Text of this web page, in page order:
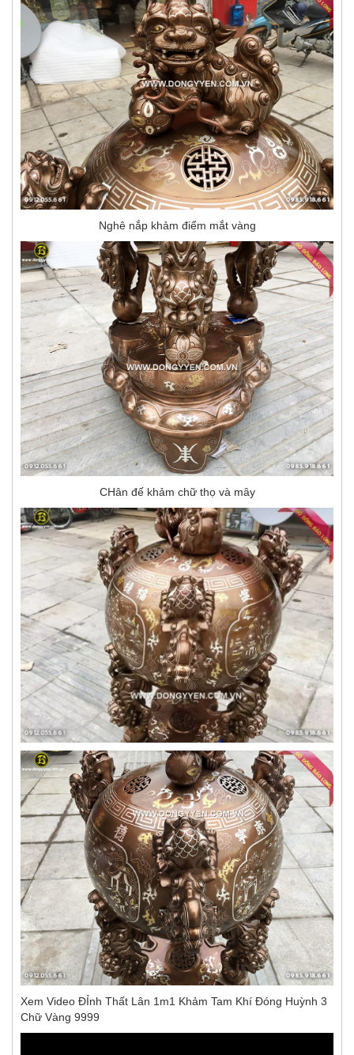
Nghê nắp khảm điểm mắt vàng
CHân đế khảm chữ thọ và mây
Xem Video ĐỈnh Thất Lân 1m1 Khảm Tam Khí Đóng Huỳnh 3
Chữ Vàng 9999